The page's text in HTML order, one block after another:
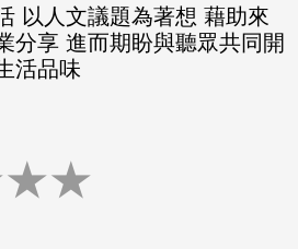
以人文議題為著想 藉助來
分享 進而期盼與聽眾共同開
活品味
★★